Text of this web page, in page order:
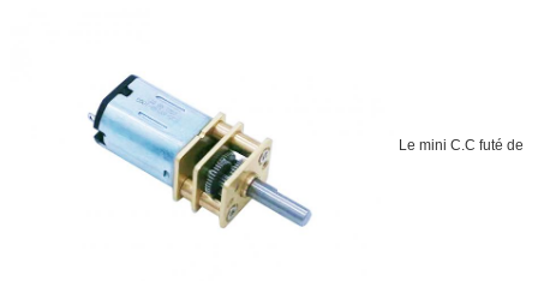
Le mini C.C futé de